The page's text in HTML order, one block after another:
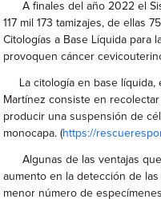
A finales del año 2022 el
117 mil 173 tamizajes, de ellas
Citologías a Base Líquida para
provoquen cáncer
La citología en base líquida,
Martínez consiste en
producir una suspensión de
monocapa. (https://
Algunas de las ventajas que
aumento en la detección de
menor número de